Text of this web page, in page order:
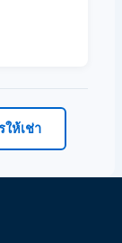
ให้เช่า